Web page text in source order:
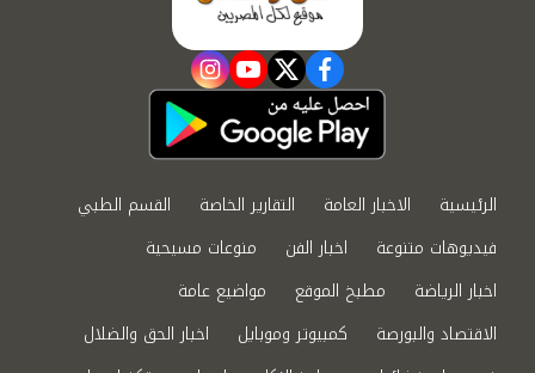
facebook
twitter
youtube
instagram
الرئيسية الاخبار العامة التقارير الخاصة
القسم الطبي
فيديوهات متنوعة
اخبار الفن
منوعات مسيحية
اخبار الرياضة
مطبخ الموقع
مواضيع عامة
الاقتصاد والبورصة
كمبيوتر وموبايل
اخبار الحق والضلال